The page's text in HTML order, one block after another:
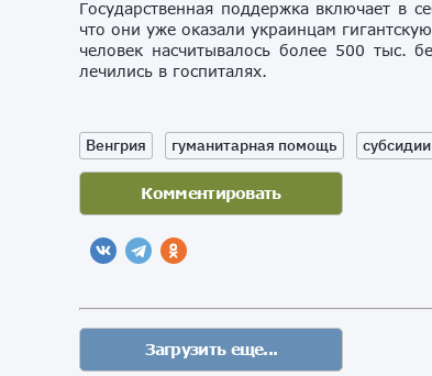
Государственная поддержка включает в
что они уже оказали украинцам
человек насчитывалось более 500 тыс.
лечились в госпиталях.
Венгрия гуманитарная помощь субсидии